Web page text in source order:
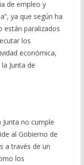
de empleo y
ya que según ha
están paralizados
los
económica,
Junta de
no cumple
al Gobierno de
a través de un
los